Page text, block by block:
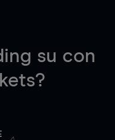
su con